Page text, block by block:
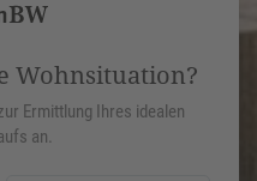
Wohnsituation?
Ermittlung Ihres idealen
an.